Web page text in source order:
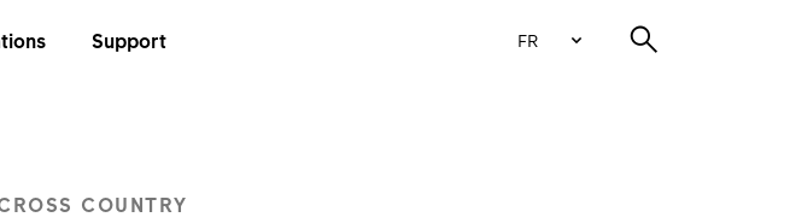
Support FR
COUNTRY